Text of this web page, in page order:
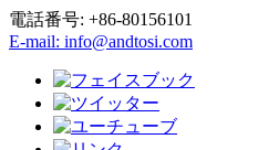
電話番号: +86-80156101
E-mail: info@andtosi.com